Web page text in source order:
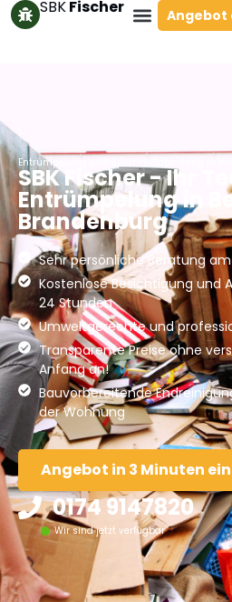
SBKFischer Angebot
Entrümpelung und Sperrmüllabholung in
SBK Fischer - Ihr
Entrümpelung in
Brandenburg
Sehr persönliche Beratung
Kostenlose Besichtigung und
24 Stunden
Umweltgerechte und
Transparente Preise ohne
Anfang an!
Bauvorbereitende
der Wohnung
Angebot in 3 Minuten
0174 9147820
Wir sind jetzt verfügbar